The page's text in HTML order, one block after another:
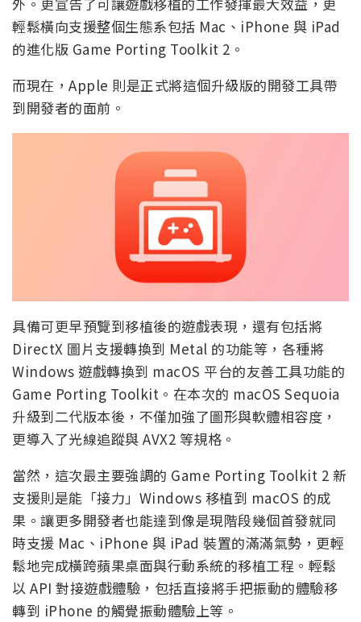
輕鬆橫向支援整個生態系包括 Mac、iPhone 與 iPad
的進化版 Game Porting Toolkit 2。
而現在，Apple 則是正式將這個升級版的開發工具帶
到開發者的面前。
具備可更早預覽到移植後的遊戲表現，還有包括將
DirectX 圖片支援轉換到 Metal 的功能等，各種將
Windows 遊戲轉換到 macOS 平台的友善工具功能的
Game Porting Toolkit。在本次的 macOS Sequoia
升級到二代版本後，不僅加強了圖形與軟體相容度，
更導入了光線追蹤與 AVX2 等規格。
當然，這次最主要強調的 Game Porting Toolkit 2 新
支援則是能「接力」Windows 移植到 macOS 的成
果。讓更多開發者也能達到像是現階段幾個首發就同
時支援 Mac、iPhone 與 iPad 裝置的滿滿氣勢，更輕
鬆地完成橫跨蘋果桌面與行動系統的移植工程。輕鬆
以 API 對接遊戲體驗，包括直接將手把振動的體驗移
轉到 iPhone 的觸覺振動體驗上等。